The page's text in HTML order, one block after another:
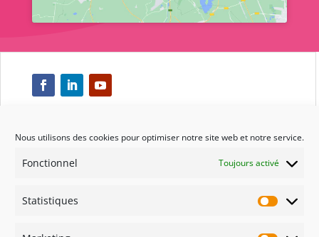
Nous utilisons des cookies pour optimiser notre site web et notre service.
Fonctionnel Toujours activé
Statistiques